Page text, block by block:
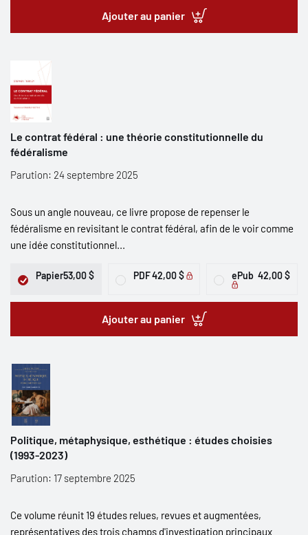
Ajouter au panier
Le contrat fédéral : une théorie constitutionnelle du
fédéralisme
Parution: 24 septembre 2025
Sous un angle nouveau, ce livre propose de repenser le
fédéralisme en revisitant le contrat fédéral, afin de le voir comme
une idée constitutionnel...
Papier53,00 $ PDF42,00 $ ePub 42,00 $
Ajouter au panier
Politique, métaphysique, esthétique : études choisies
(1993-2023)
Parution: 17 septembre 2025
Ce volume réunit 19 études relues, revues et augmentées,
représentatives des trois champs d'investigation principaux